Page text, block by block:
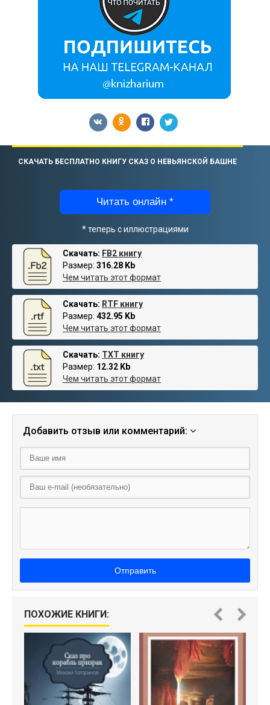
СКАЧАТЬ БЕСПЛАТНО КНИГУ СКАЗ О НЕВЬЯНСКОЙ БАШНЕ
Читать онлайн *
* теперь с иллюстрациями
Скачать: FB2 книгу
Размер: 316.28 Kb
Чем читать этот формат
Скачать: RTF книгу
Размер: 432.95 Kb
Чем читать этот формат
Скачать: TXT книгу
Размер: 12.32 Kb
Чем читать этот формат
Добавить отзыв или комментарий:
Отправить
ПОХОЖИЕ КНИГИ: